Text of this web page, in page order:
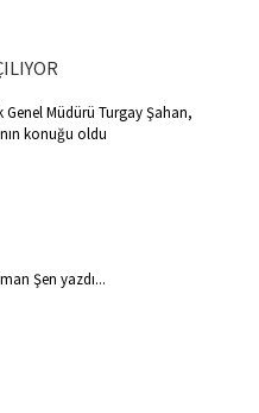
Genel Müdürü Turgay Şahan,
konuğu oldu
Şen yazdı...